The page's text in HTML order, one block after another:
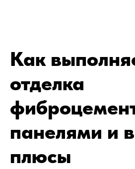
Как
отделка
панелями и
плюсы